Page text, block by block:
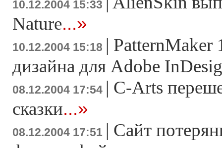
10.12.2004 15:33
Nature...»
10.12.2004 15:18 | PatternMaker
дизайна для Adobe
08.12.2004 17:54 | C-Arts
сказки...»
08.12.2004 17:51 | Сайт